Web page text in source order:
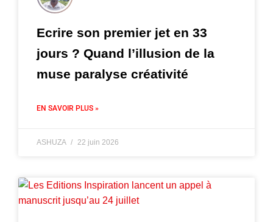
Ecrire son premier jet en 33
jours ? Quand l’illusion de la
muse paralyse créativité
EN SAVOIR PLUS »
ASHUZA 22 juin 2026